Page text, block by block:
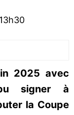
2025 avec
signer à
la Coupe